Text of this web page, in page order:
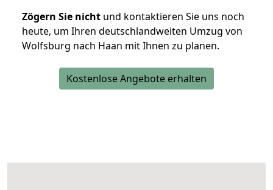
Zögern Sie nicht und kontaktieren Sie uns noch
heute, um Ihren deutschlandweiten Umzug von
Wolfsburg nach Haan mit Ihnen zu planen.
Kostenlose Angebote erhalten